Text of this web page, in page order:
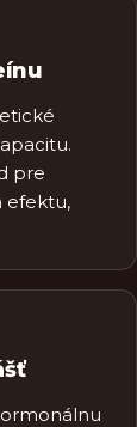
pre
efektu,